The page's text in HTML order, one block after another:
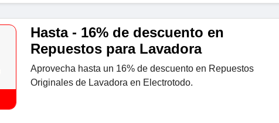
Hasta - 16% de descuento en
Repuestos para Lavadora
Aprovecha hasta un 16% de descuento en Repuestos
Originales de Lavadora en Electrotodo.